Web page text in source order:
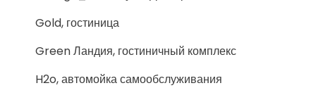
Gold, гостиница
Green Ландия, гостиничный комплекс
H2o, автомойка самообслуживания